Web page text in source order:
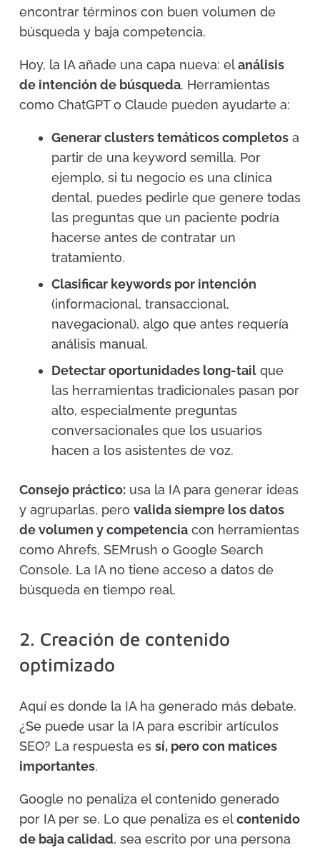
encontrar términos con buen volumen de
búsqueda y baja competencia.
Hoy, la IA añade una capa nueva: elanálisis
de intención de búsqueda. Herramientas
como ChatGPT o Claude pueden ayudarte a:
Generar clusters temáticos completos a
partir de una keyword semilla. Por
ejemplo, si tu negocio es una clínica
dental, puedes pedirle que genere todas
las preguntas que un paciente podría
hacerse antes de contratar un
tratamiento.
Clasificar keywords por intención
(informacional, transaccional,
navegacional), algo que antes requería
análisis manual.
Detectar oportunidades long-tail que
las herramientas tradicionales pasan por
alto, especialmente preguntas
conversacionales que los usuarios
hacen a los asistentes de voz.
Consejo práctico: usa la IA para generar ideas
y agruparlas, pero valida siempre los datos
de volumen y competencia con herramientas
como Ahrefs, SEMrush o Google Search
Console. La IA no tiene acceso a datos de
búsqueda en tiempo real.
2. Creación de contenido
optimizado
Aquí es donde la IA ha generado más debate.
¿Se puede usar la IA para escribir artículos
SEO? La respuesta es sí, pero con matices
importantes.
Google no penaliza el contenido generado
por IA per se. Lo que penaliza es elcontenido
de baja calidad, sea escrito por una persona